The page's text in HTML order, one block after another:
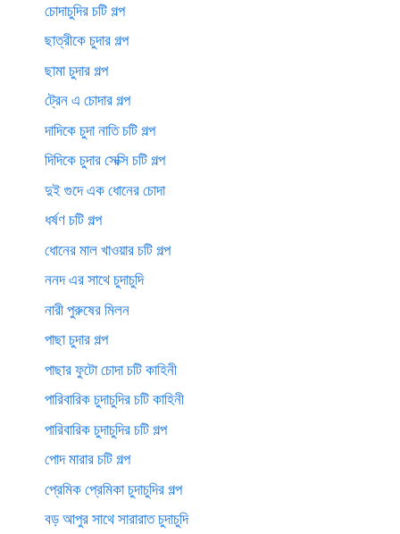
চোদাচুদির চটি গল্প
ছাত্রীকে চুদার গল্প
ছামা চুদার গল্প
ট্রেন এ চোদার গল্প
দাদিকে চুদা নাতি চটি গল্প
দিদিকে চুদার সেক্সি চটি গল্প
দুই গুদে এক ধোনের চোদা
ধর্ষণ চটি গল্প
ধোনের মাল খাওয়ার চটি গল্প
ননদ এর সাথে চুদাচুদি
নারী পুরুষের মিলন
পাছা চুদার গল্প
পাছার ফুটো চোদা চটি কাহিনী
পারিবারিক চুদাচুদির চটি কাহিনী
পারিবারিক চুদাচুদির চটি গল্প
পোদ মারার চটি গল্প
প্রেমিক প্রেমিকা চুদাচুদির গল্প
বড় আপুর সাথে সারারাত চুদাচুদি